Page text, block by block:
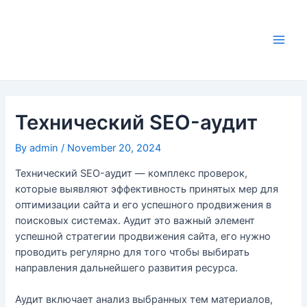
Технический SEO-аудит
Byadmin/ November 20, 2024
Технический SEO-аудит — комплекс проверок,
которые выявляют эффективность принятых мер для
оптимизации сайта и его успешного продвижения в
поисковых системах. Аудит это важный элемент
успешной стратегии продвижения сайта, его нужно
проводить регулярно для того чтобы выбирать
направления дальнейшего развития ресурса.
Аудит включает анализ выбранных тем материалов,